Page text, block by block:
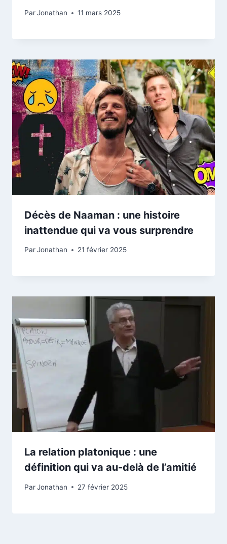
ParJonathan 11 mars 2025
Décès de Naaman : une histoire
inattendue qui va vous surprendre
ParJonathan 21 février 2025
La relation platonique : une
définition qui va au-delà de l’amitié
ParJonathan 27 février 2025